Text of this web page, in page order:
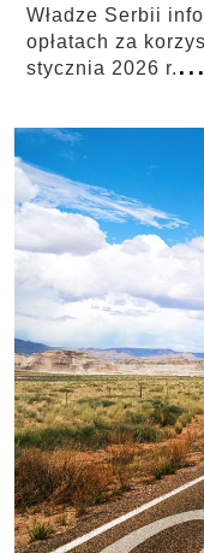
Władze Serbii
opłatach za
stycznia 2026 r....